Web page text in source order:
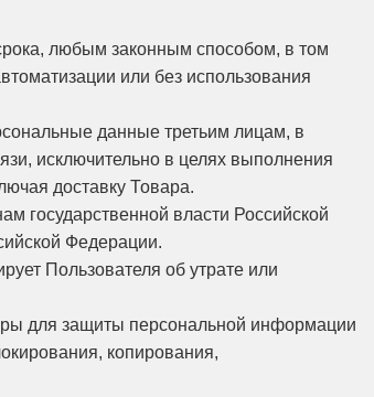
любым законным способом, в том
или без использования
данные третьим лицам, в
исключительно в целях выполнения
доставку Товара.
государственной власти Российской
Федерации.
Пользователя об утрате или
для защиты персональной информации
копирования,